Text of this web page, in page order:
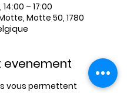
– 17:00
Motte 50, 1780
evenement
vous permettent